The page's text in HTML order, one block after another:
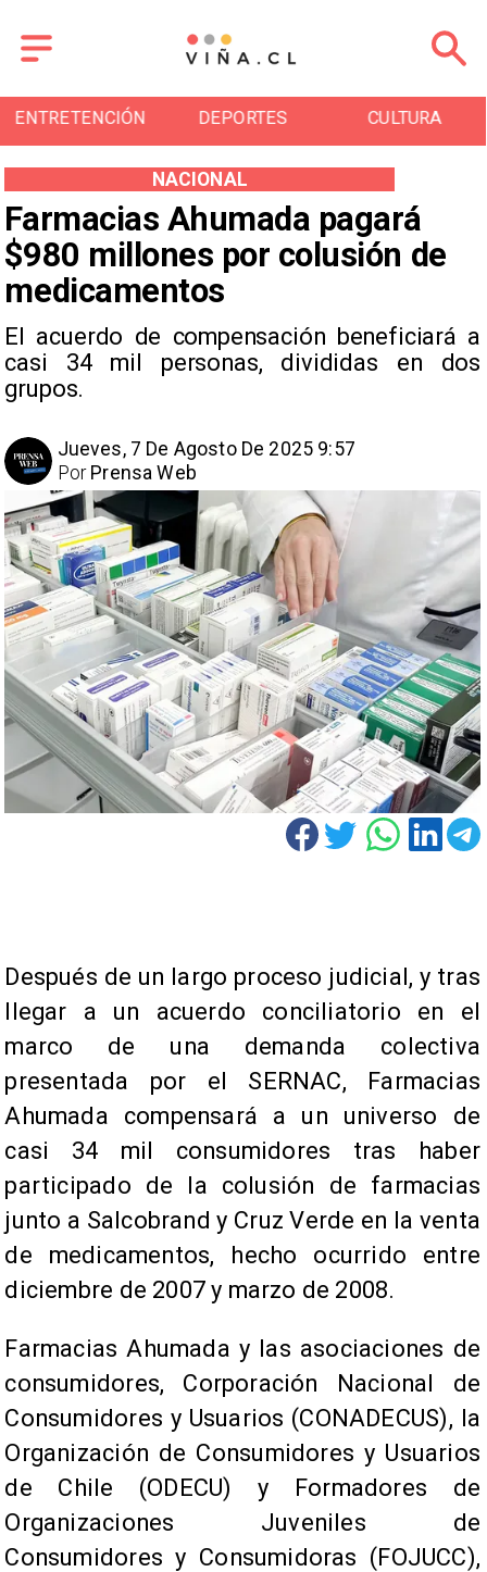
ENTRETENCIÓN DEPORTES CULTURA
Farmacias Ahumada pagará
$980 millones por colusión de
medicamentos
El acuerdo de compensación beneficiará a
casi 34 mil personas, divididas en dos
grupos.
NACIONAL
Jueves, 7 De Agosto De 2025 9:57
Prensa Web
Por
Después de un largo proceso judicial, y tras
llegar a un acuerdo conciliatorio en el
marco de una demanda colectiva
presentada por el SERNAC, Farmacias
Ahumada compensará a un universo de
casi 34 mil consumidores tras haber
participado de la colusión de farmacias
junto a Salcobrand y Cruz Verde en la venta
de medicamentos, hecho ocurrido entre
diciembre de 2007 y marzo de 2008.
Farmacias Ahumada y las asociaciones de
consumidores, Corporación Nacional de
Consumidores y Usuarios (CONADECUS), la
Organización de Consumidores y Usuarios
de Chile (ODECU) y Formadores de
Organizaciones Juveniles de
Consumidores y Consumidoras (FOJUCC),